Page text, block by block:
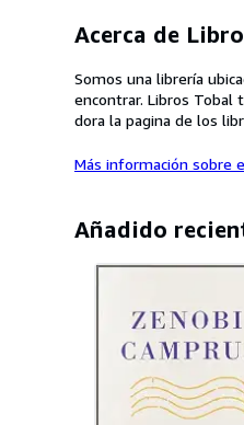
Acerca de
Somos una librería
encontrar. Libros Tobal
Más información sobre
Añadido